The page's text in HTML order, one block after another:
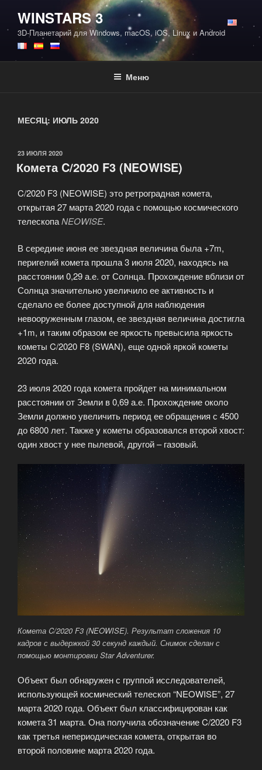
содержимому
WINSTARS 3
3D-Планетарий для Windows, macOS, iOS, Linux и Android
Меню
МЕСЯЦ: ИЮЛЬ 2020
ОПУБЛИКОВАНО
23 ИЮЛЯ 2020
Комета C/2020 F3 (NEOWISE)
C/2020 F3 (NEOWISE) это ретроградная комета,
открытая 27 марта 2020 года с помощью космического
телескопаNEOWISE.
В середине июня ее звездная величина была +7m,
перигелий комета прошла 3 июля 2020, находясь на
расстоянии 0,29 а.е. от Солнца. Прохождение вблизи от
Солнца значительно увеличило ее активность и
сделало ее более доступной для наблюдения
невооруженным глазом, ее звездная величина достигла
+1m, и таким образом ее яркость превысила яркость
кометы C/2020 F8 (SWAN), еще одной яркой кометы
2020 года.
23 июля 2020 года комета пройдет на минимальном
расстоянии от Земли в 0,69 а.е. Прохождение около
Земли должно увеличить период ее обращения с 4500
до 6800 лет. Также у кометы образовался второй хвост:
один хвост у нее пылевой, другой – газовый.
Комета C/2020 F3 (NEOWISE). Результат сложения 10
кадров с выдержкой 30 секунд каждый. Снимок сделан с
помощью монтировки Star Adventurer.
Объект был обнаружен с группой исследователей,
использующей космический телескоп “NEOWISE”, 27
марта 2020 года. Объект был классифицирован как
комета 31 марта. Она получила обозначение C/2020 F3
как третья непериодическая комета, открытая во
второй половине марта 2020 года.